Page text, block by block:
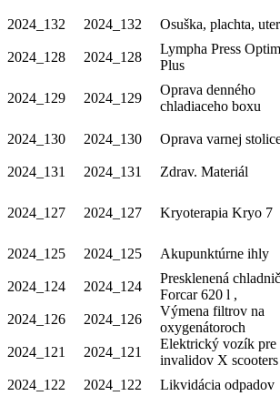
2024_132 2024_132 Osuška, plachta,
2024_128 2024_128
Lympha Press
Plus
2024_129 2024_129
Oprava denného
chladiaceho boxu
2024_130 2024_130 Oprava varnej
2024_131 2024_131 Zdrav. Materiál
2024_127 2024_127 Kryoterapia Kryo 7
2024_125 2024_125 Akupunktúrne ihly
2024_124 2024_124
Presklenená
Forcar 620 l ,
2024_126 2024_126
Výmena filtrov na
oxygenátoroch
2024_121 2024_121
Elektrický vozík pre
invalidov X
2024_122 2024_122 Likvidácia odpadov